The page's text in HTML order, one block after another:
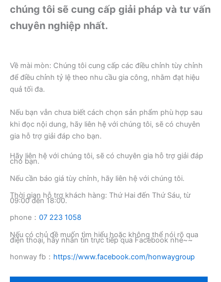
chúng tôi sẽ cung cấp giải pháp và tư vấn
chuyên nghiệp nhất.
Về mài mòn: Chúng tôi cung cấp các điều chỉnh tùy chỉnh
để điều chỉnh tỷ lệ theo nhu cầu gia công, nhằm đạt hiệu
quả tối đa.
Nếu bạn vẫn chưa biết cách chọn sản phẩm phù hợp sau
khi đọc nội dung, hãy liên hệ với chúng tôi, sẽ có chuyên
gia hỗ trợ giải đáp cho bạn.
Hãy liên hệ với chúng tôi, sẽ có chuyên gia hỗ trợ giải đáp
cho bạn.
Nếu cần báo giá tùy chỉnh, hãy liên hệ với chúng tôi.
Thời gian hỗ trợ khách hàng: Thứ Hai đến Thứ Sáu, từ
09:00 đến 18:00.
phone： 07 223 1058
Nếu có chủ đề muốn tìm hiểu hoặc không thể nói rõ qua
điện thoại, hãy nhắn tin trực tiếp qua Facebook nhé~~
honway fb： https://www.facebook.com/honwaygroup